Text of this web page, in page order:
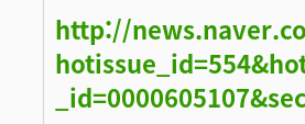
http://